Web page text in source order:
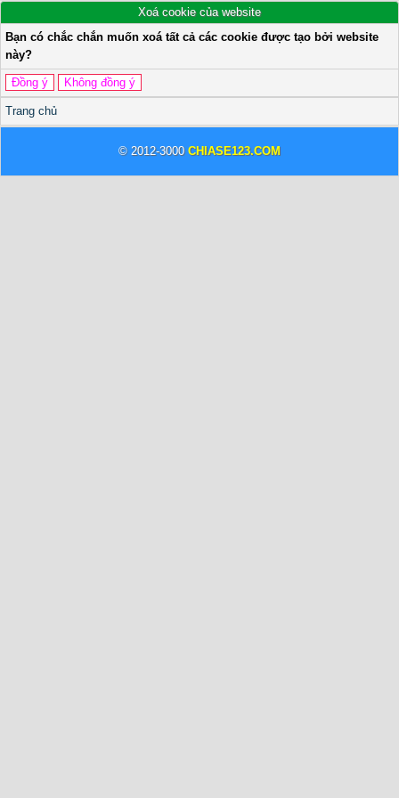
Xoá cookie của website
Bạn có chắc chắn muốn xoá tất cả các cookie được tạo bởi website
này?
Trang chủ
© 2012-3000 CHIASE123.COM